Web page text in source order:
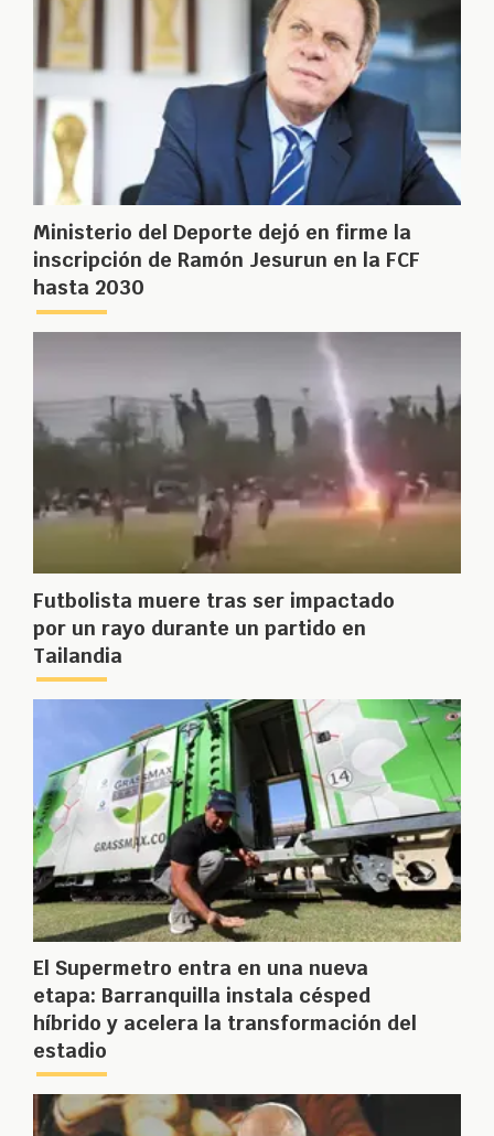
Ministerio del Deporte dejó en firme la
inscripción de Ramón Jesurun en la FCF
hasta 2030
Futbolista muere tras ser impactado
por un rayo durante un partido en
Tailandia
El Supermetro entra en una nueva
etapa: Barranquilla instala césped
híbrido y acelera la transformación del
estadio